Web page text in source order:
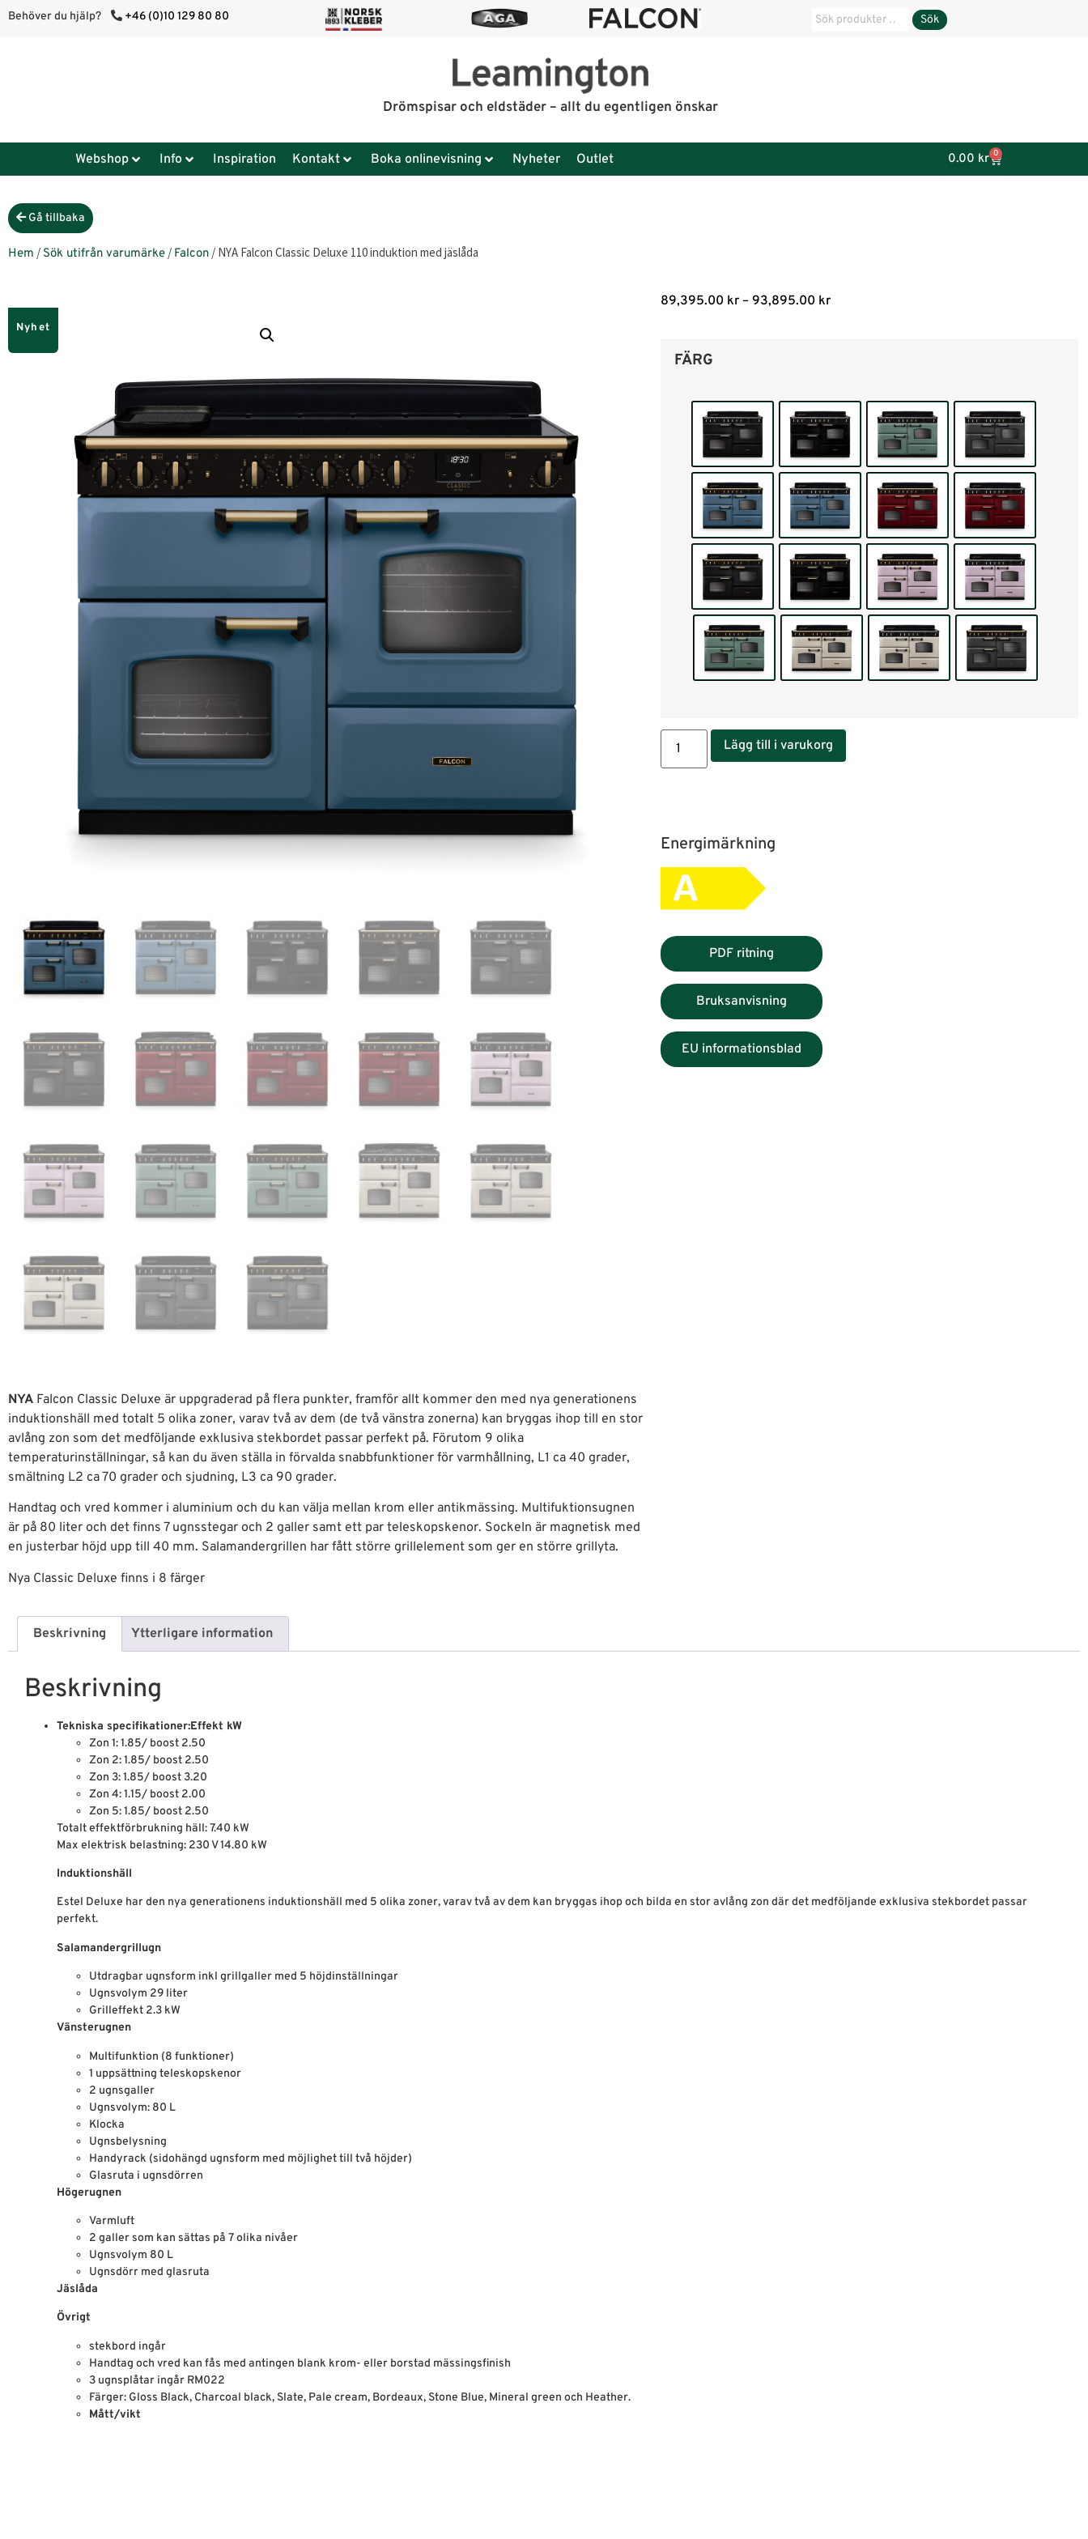
Behöver du hjälp? +46 (0)10 129 80 80 Sök
Drömspisar och eldstäder – allt du egentligen önskar
Webshop Info Inspiration Kontakt Boka onlinevisning Nyheter Outlet 0.00 kr 0
Gå tillbaka
Hem / Sök utifrån varumärke / Falcon / NYA Falcon Classic Deluxe 110 induktion med jäslåda
Nyhet
NYA Falcon Classic Deluxe är uppgraderad på flera punkter, framför allt kommer den med nya generationens
induktionshäll med totalt 5 olika zoner, varav två av dem (de två vänstra zonerna) kan bryggas ihop till en stor
avlång zon som det medföljande exklusiva stekbordet passar perfekt på. Förutom 9 olika
temperaturinställningar, så kan du även ställa in förvalda snabbfunktioner för varmhållning, L1 ca 40 grader,
smältning L2 ca 70 grader och sjudning, L3 ca 90 grader.
Handtag och vred kommer i aluminium och du kan välja mellan krom eller antikmässing. Multifuktionsugnen
är på 80 liter och det finns 7 ugnsstegar och 2 galler samt ett par teleskopskenor. Sockeln är magnetisk med
en justerbar höjd upp till 40 mm. Salamandergrillen har fått större grillelement som ger en större grillyta.
Nya Classic Deluxe finns i 8 färger
89,395.00 kr – 93,895.00 kr
FÄRG
Lägg till i varukorg
Energimärkning
PDF ritning
Bruksanvisning
EU informationsblad
Beskrivning Ytterligare information
Beskrivning
Tekniska specifikationer:Effekt kW
Zon 1: 1.85/ boost 2.50
Zon 2: 1.85/ boost 2.50
Zon 3: 1.85/ boost 3.20
Zon 4: 1.15/ boost 2.00
Zon 5: 1.85/ boost 2.50
Totalt effektförbrukning häll: 7.40 kW
Max elektrisk belastning: 230 V 14.80 kW
Induktionshäll
Estel Deluxe har den nya generationens induktionshäll med 5 olika zoner, varav två av dem kan bryggas ihop och bilda en stor avlång zon där det medföljande exklusiva stekbordet passar
perfekt.
Salamandergrillugn
Utdragbar ugnsform inkl grillgaller med 5 höjdinställningar
Ugnsvolym 29 liter
Grilleffekt 2.3 kW
Vänsterugnen
Multifunktion (8 funktioner)
1 uppsättning teleskopskenor
2 ugnsgaller
Ugnsvolym: 80 L
Klocka
Ugnsbelysning
Handyrack (sidohängd ugnsform med möjlighet till två höjder)
Glasruta i ugnsdörren
Högerugnen
Varmluft
2 galler som kan sättas på 7 olika nivåer
Ugnsvolym 80 L
Ugnsdörr med glasruta
Jäslåda
Övrigt
stekbord ingår
Handtag och vred kan fås med antingen blank krom- eller borstad mässingsfinish
3 ugnsplåtar ingår RM022
Färger: Gloss Black, Charcoal black, Slate, Pale cream, Bordeaux, Stone Blue, Mineral green och Heather.
Mått/vikt